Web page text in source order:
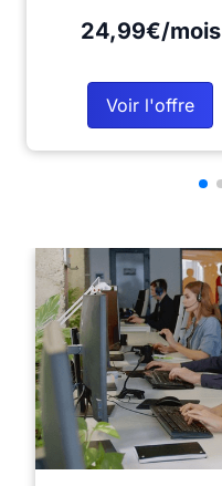
24,99€/mois
Voir l'offre